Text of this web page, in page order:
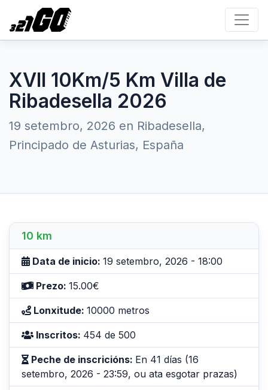
XVII 10Km/5 Km Villa de
Ribadesella 2026
19 setembro, 2026 en Ribadesella,
Principado de Asturias, España
10 km
Data de inicio: 19 setembro, 2026 - 18:00
Prezo: 15.00€
Lonxitude: 10000 metros
Inscritos: 454 de 500
Peche de inscricións: En 41 días (16
setembro, 2026 - 23:59, ou ata esgotar prazas)